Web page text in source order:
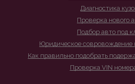
Диагностика
Проверка нового
Подбор авто под
Юридическое
Как правильно подобрать
Проверка VIN